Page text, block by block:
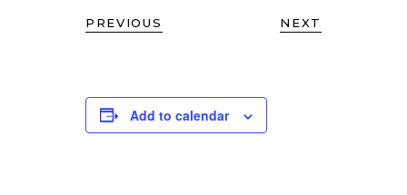
PREVIOUS NEXT
Add to calendar